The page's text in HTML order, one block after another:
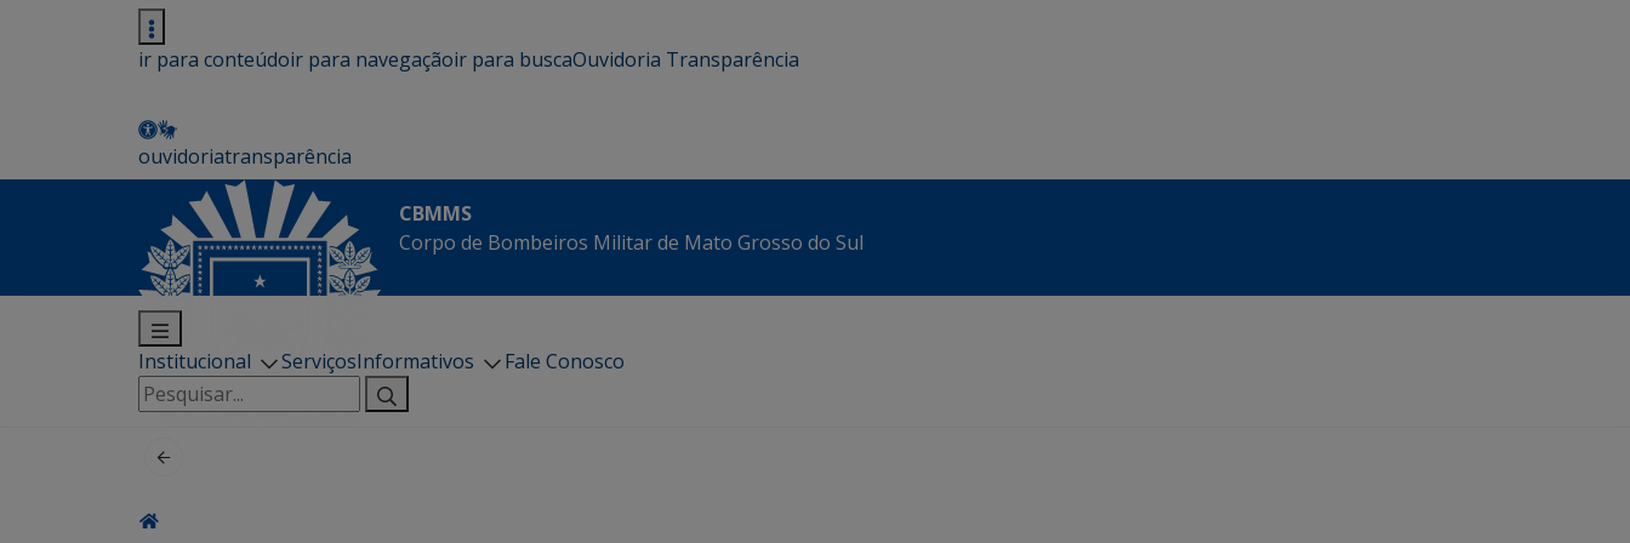
ir para conteúdoir para navegaçãoir para buscaOuvidoria Transparência
ouvidoriatransparência
CBMMS
Corpo de Bombeiros Militar de Mato Grosso do Sul
Institucional ServiçosInformativos
Fale Conosco
Pesquisar
por: